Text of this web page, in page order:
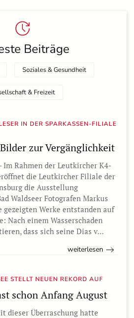
Beiträge
Soziales & Gesundheit
& Freizeit
IN DER SPARKASSEN-FILIALE
zur Vergänglichkeit
Rahmen der Leutkircher K4-
die Leutkircher Filiale der
die Ausstellung
Waldseer Fotografen Markus
gezeigten Werke entstanden auf
Nach einem Wasserschaden
dass sich seine Dias v…
weiterlesen
STELLT NEUEN REKORD AUF
schon Anfang August
dieser Überraschung hatte